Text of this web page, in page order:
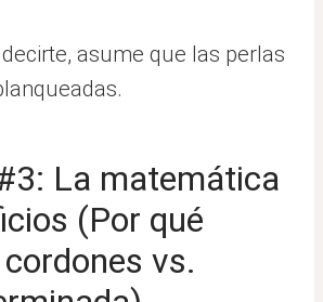
asume que las perlas
La matemática
(Por qué
vs.